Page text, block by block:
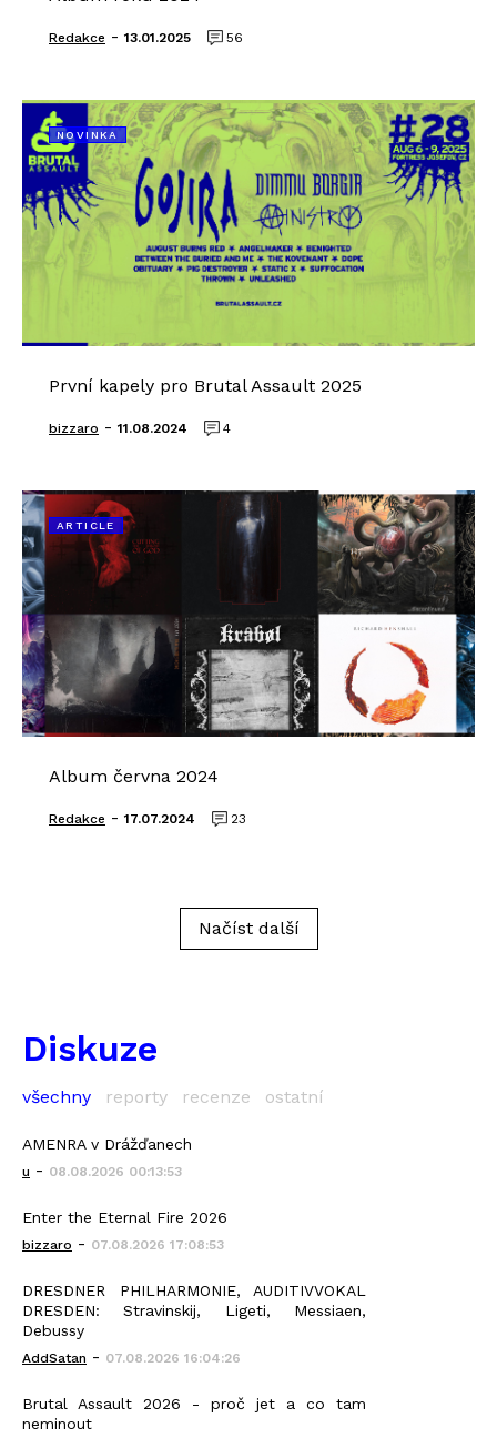
Redakce - 13.01.2025 56
NOVINKA
První kapely pro Brutal Assault 2025
bizzaro - 11.08.2024 4
ARTICLE
Album června 2024
Redakce - 17.07.2024 23
Načíst další
Diskuze
všechny reporty recenze ostatní
AMENRA v Drážďanech
u - 08.08.2026 00:13:53
Enter the Eternal Fire 2026
bizzaro - 07.08.2026 17:08:53
DRESDNER PHILHARMONIE, AUDITIVVOKAL
DRESDEN: Stravinskij, Ligeti, Messiaen,
Debussy
AddSatan - 07.08.2026 16:04:26
Brutal Assault 2026 - proč jet a co tam
neminout